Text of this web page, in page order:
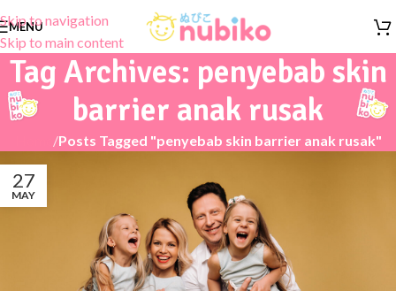
Skip to navigation
Skip to main content
MENU
Tag Archives: penyebab skin
barrier anak rusak
/Posts Tagged "penyebab skin barrier anak rusak"
27
MAY